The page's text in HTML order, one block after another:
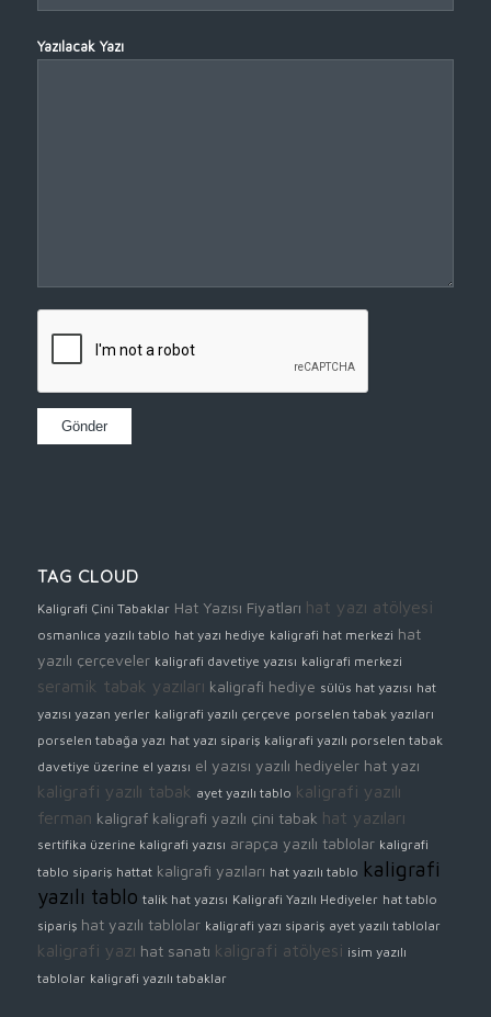
Yazılacak Yazı
TAG CLOUD
Kaligrafi Çini Tabaklar Hat Yazısı Fiyatları hat yazı atölyesi
osmanlıca yazılı tablo hat yazı hediye kaligrafi hat merkezi hat
yazılı çerçeveler kaligrafi davetiye yazısı kaligrafi merkezi
seramik tabak yazıları kaligrafi hediye sülüs hat yazısı hat
yazısı yazan yerler kaligrafi yazılı çerçeve porselen tabak yazıları
porselen tabağa yazı hat yazı sipariş kaligrafi yazılı porselen tabak
davetiye üzerine el yazısı el yazısı yazılı hediyeler hat yazı
kaligrafi yazılı tabak ayet yazılı tablo kaligrafi yazılı
ferman kaligraf kaligrafi yazılı çini tabak hat yazıları
sertifika üzerine kaligrafi yazısı arapça yazılı tablolar kaligrafi
tablo sipariş hattat kaligrafi yazıları hat yazılı tablo kaligrafi
yazılı tablo talik hat yazısı Kaligrafi Yazılı Hediyeler hat tablo
sipariş hat yazılı tablolar kaligrafi yazı sipariş ayet yazılı tablolar
kaligrafi yazı hat sanatı kaligrafi atölyesi isim yazılı
tablolar kaligrafi yazılı tabaklar